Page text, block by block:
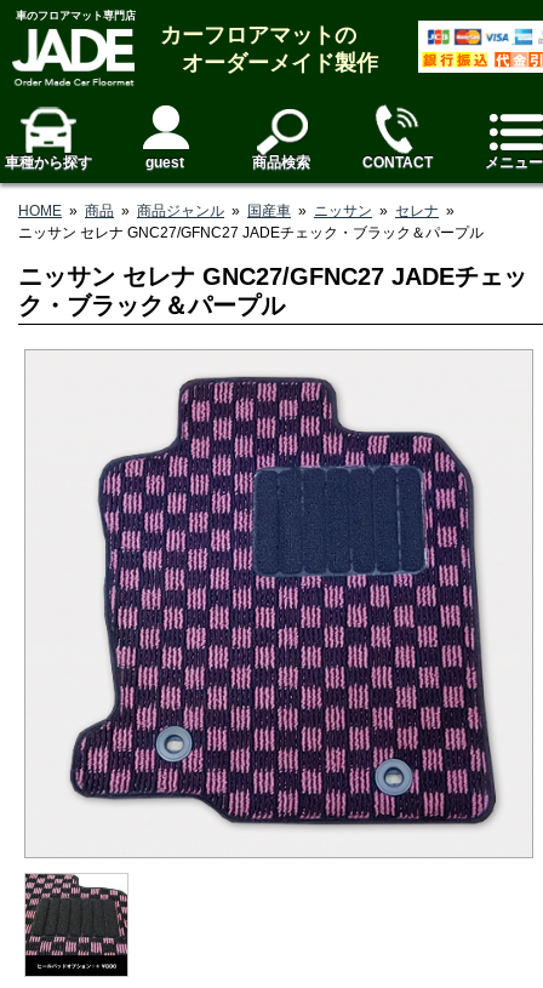
車のフロアマット専門店
カーフロアマットの
オーダーメイド製作
車種から探す guest 商品検索 CONTACT メニュー
HOME » 商品 » 商品ジャンル » 国産車 » ニッサン » セレナ »
ニッサン セレナ GNC27/GFNC27 JADEチェック・ブラック＆パープル
ニッサン セレナ GNC27/GFNC27 JADEチェッ
ク・ブラック＆パープル